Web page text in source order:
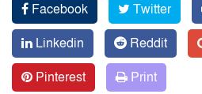
Facebook Twitter
Linkedin
Reddit
Pinterest
Print